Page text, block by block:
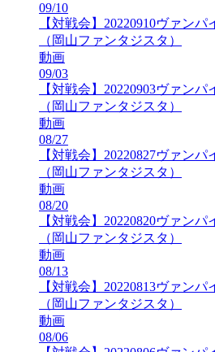
09/10
【対戦会】20220910ヴァン
（岡山ファンタジスタ）
動画
09/03
【対戦会】20220903ヴァン
（岡山ファンタジスタ）
動画
08/27
【対戦会】20220827ヴァン
（岡山ファンタジスタ）
動画
08/20
【対戦会】20220820ヴァン
（岡山ファンタジスタ）
動画
08/13
【対戦会】20220813ヴァン
（岡山ファンタジスタ）
動画
08/06